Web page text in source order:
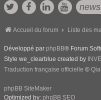
Accueil du forum Liste des
Développé par phpBB® Forum
Style we_clearblue created by
Traduction française officielle ©
phpBB SiteMaker
Optimized by: phpBB SEO